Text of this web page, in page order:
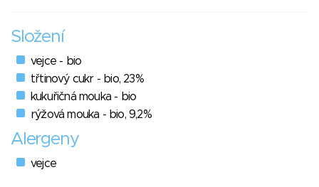
Složení
vejce - bio
třtinový cukr - bio, 23%
kukuřičná mouka - bio
rýžová mouka - bio, 9,2%
Alergeny
vejce